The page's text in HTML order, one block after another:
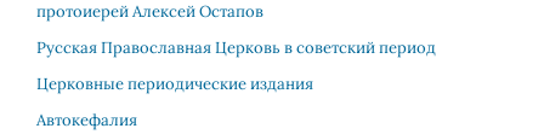
протоиерей Алексей Остапов
Русская Православная Церковь в советский период
Церковные периодические издания
Автокефалия